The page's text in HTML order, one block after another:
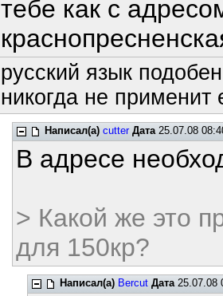
тебе как с
русский язык
никогда не применит
Написал(а) cutter Дата25.07.08
В адресе
> Какой же это
для 150кр?
Написал(а) Bercut Дата25.07.08